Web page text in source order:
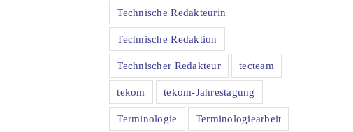
Technische Redakteurin
Technische Redaktion
Technischer Redakteur tecteam
tekom tekom-Jahrestagung
Terminologie Terminologiearbeit